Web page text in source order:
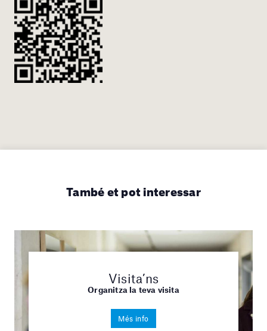
També et pot interessar
Visita’ns
Organitza la teva visita
Més info